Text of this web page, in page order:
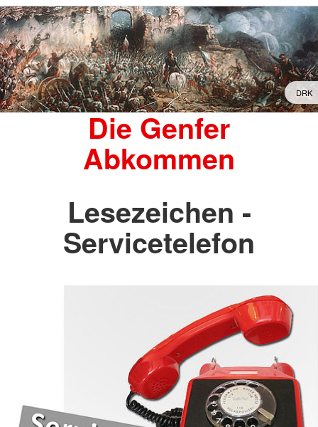
DRK
Die Genfer
Abkommen
Lesezeichen -
Servicetelefon